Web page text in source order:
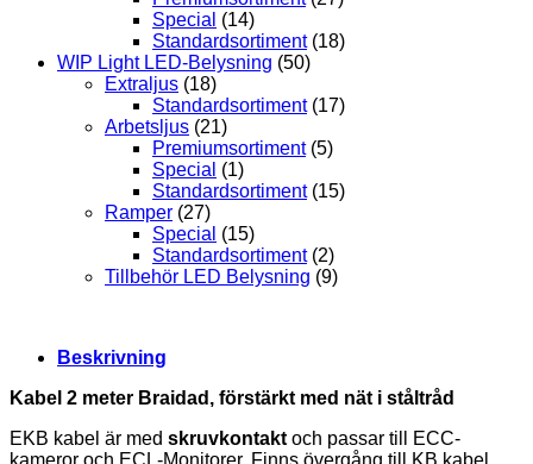
Special (14)
Standardsortiment (18)
WIP Light LED-Belysning (50)
Extraljus (18)
Standardsortiment (17)
Arbetsljus (21)
Premiumsortiment (5)
Special (1)
Standardsortiment (15)
Ramper (27)
Special (15)
Standardsortiment (2)
Tillbehör LED Belysning (9)
Beskrivning
Kabel 2 meter Braidad, förstärkt med nät i ståltråd
EKB kabel är med skruvkontakt och passar till ECC-
kameror och ECL-Monitorer. Finns övergång till KB kabel,